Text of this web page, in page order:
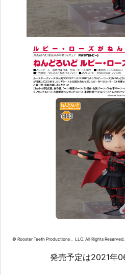
© Rooster Teeth Productions， LLC. All Rights
発売予定は2021年